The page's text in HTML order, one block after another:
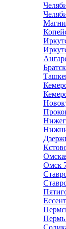
Братск
Омск
Пермь